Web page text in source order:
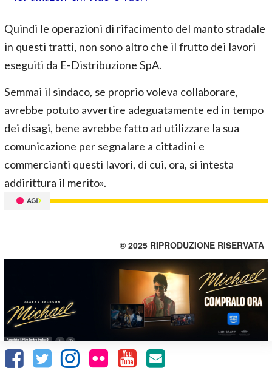
Quindi le operazioni di rifacimento del manto stradale
in questi tratti, non sono altro che il frutto dei lavori
eseguiti da E-Distribuzione SpA.
Semmai il sindaco, se proprio voleva collaborare,
avrebbe potuto avvertire adeguatamente ed in tempo
dei disagi, bene avrebbe fatto ad utilizzare la sua
comunicazione per segnalare a cittadini e
commercianti questi lavori, di cui, ora, si intesta
addirittura il merito».
© 2025 RIPRODUZIONE RISERVATA